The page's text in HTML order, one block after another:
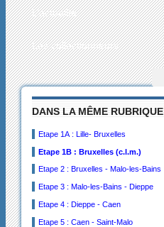
L’actualité
Les collectionneurs
DANS LA MÊME RUBRIQUE
Etape 1A : Lille- Bruxelles
Etape 1B : Bruxelles (c.l.m.)
Etape 2 : Bruxelles - Malo-les-Bains
Etape 3 : Malo-les-Bains - Dieppe
Etape 4 : Dieppe - Caen
Etape 5 : Caen - Saint-Malo